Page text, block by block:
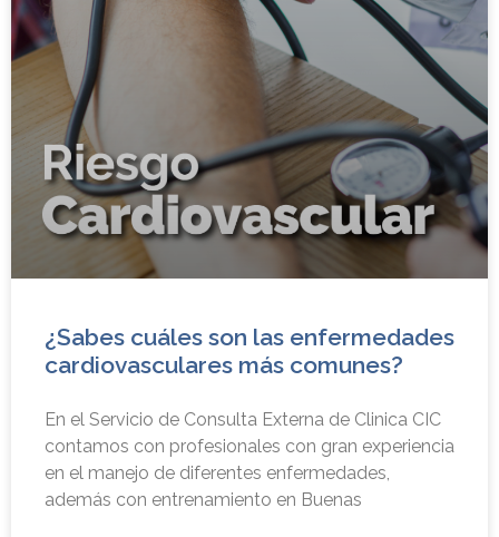
¿Sabes cuáles son las enfermedades
cardiovasculares más comunes?
En el Servicio de Consulta Externa de Clinica CIC
contamos con profesionales con gran experiencia
en el manejo de diferentes enfermedades,
además con entrenamiento en Buenas